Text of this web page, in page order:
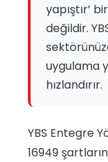
yapıştır’
değildir.
uygulama
hızlandırır.
YBS Entegre
16949